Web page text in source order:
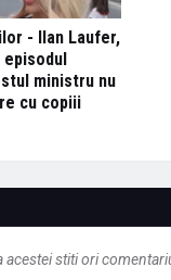
- Ilan Laufer,
episodul
ministru nu
cu copiii
acestei stiti ori